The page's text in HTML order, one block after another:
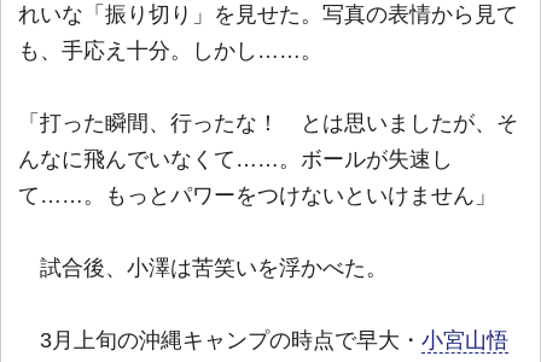
れいな「振り切り」を見せた。写真の表情から見て
も、手応え十分。しかし……。
「打った瞬間、行ったな！ とは思いましたが、そ
んなに飛んでいなくて……。ボールが失速し
て……。もっとパワーをつけないといけません」
試合後、小澤は苦笑いを浮かべた。
3月上旬の沖縄キャンプの時点で早大・ 小宮山悟